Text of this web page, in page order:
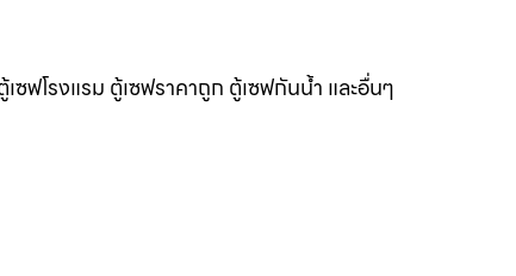
ฟโรงแรม ตู้เซฟราคาถูก ตู้เซฟกันน้ำ และอื่นๆ